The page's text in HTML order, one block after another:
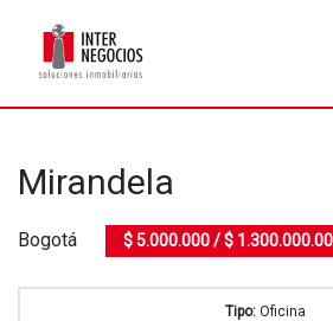
Mirandela
Bogotá $ 5.000.000 / $
Tipo: Oficina